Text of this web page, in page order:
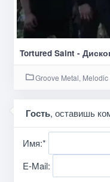
Tortured Saint -
Groove Metal, Melodic
Гость, оставишь
Имя:*
E-Mail: